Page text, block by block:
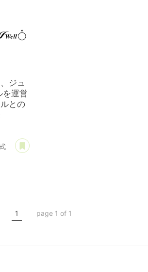
ジュ
を運営
との
1
page 1 of 1